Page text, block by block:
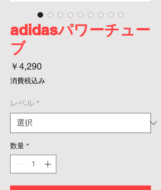
adidasパワーチュー
ブ
￥4,290価
格
消費税込み
レベル *
数量 *